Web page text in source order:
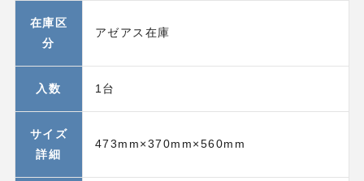
在庫区
分
アゼアス在庫
入数 1台
サイズ
詳細
473mm×370mm×560mm